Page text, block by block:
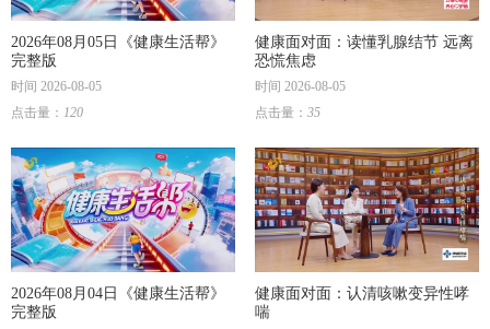
2026年08月05日《健康生活帮》
完整版
时间 2026-08-05
点击量： 120
健康面对面：读懂乳腺结节 远离
恐慌焦虑
时间 2026-08-05
点击量： 35
2026年08月04日《健康生活帮》
完整版
健康面对面：认清咳嗽变异性哮
喘